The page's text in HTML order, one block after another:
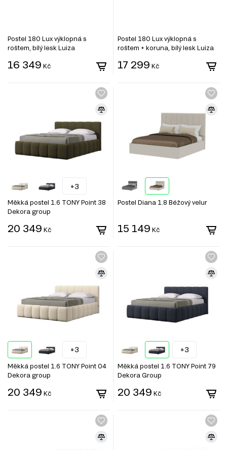
Postel 180 Lux výklopná s
roštem, bílý lesk Luiza
16 349 Kč
Postel 180 Lux výklopná s
roštem + koruna, bílý lesk Luiza
17 299 Kč
+3
Měkká postel 1.6 TONY Point 38
Dekora group
20 349 Kč
Postel Diana 1.8 Béžový velur
15 149 Kč
+3
Měkká postel 1.6 TONY Point 04
Dekora group
20 349 Kč
+3
Měkká postel 1.6 TONY Point 79
Dekora Group
20 349 Kč